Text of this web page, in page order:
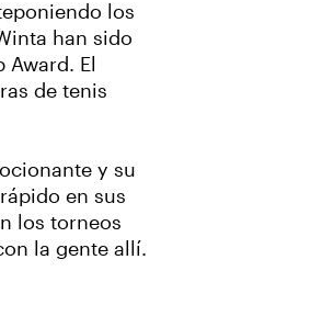
los
han sido
El
de tenis
y su
en sus
los torneos
la gente allí.